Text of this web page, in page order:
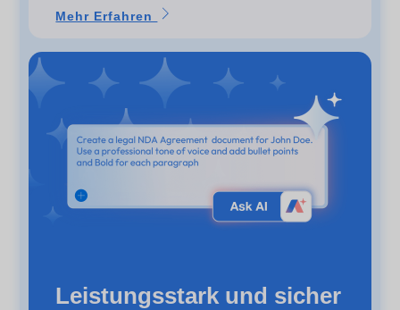
Mehr Erfahren
Leistungsstark und sicher